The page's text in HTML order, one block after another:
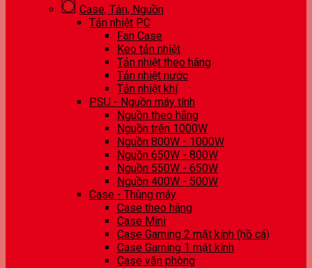
Case, Tản, Nguồn
Tản nhiệt PC
Fan Case
Keo tản nhiệt
Tản nhiệt theo hãng
Tản nhiệt nước
Tản nhiệt khí
PSU - Nguồn máy tính
Nguồn theo hãng
Nguồn trên 1000W
Nguồn 800W - 1000W
Nguồn 650W - 800W
Nguồn 550W - 650W
Nguồn 400W - 500W
Case - Thùng máy
Case theo hãng
Case Mini
Case Gaming 2 mặt kính (hồ cá)
Case Gaming 1 mặt kính
Case văn phòng